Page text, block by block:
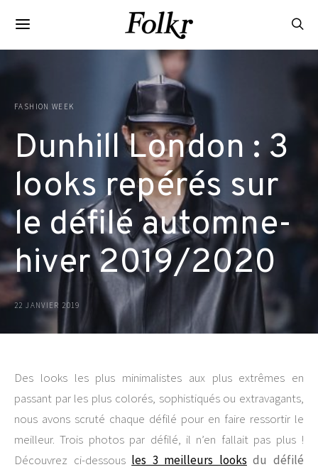
FASHION WEEK
Dunhill London : 3
looks repérés sur
le défilé automne-
hiver 2019/2020
22 JANVIER 2019
Des looks les plus minimalistes aux plus extrêmes en
passant par les plus colorés, sophistiqués ou extravagants,
nous avons scruté chaque défilé pour en faire ressortir le
meilleur. Trois photos par défilé, il n’en fallait pas plus !
Découvrez ci-dessous les 3 meilleurs looks du défilé